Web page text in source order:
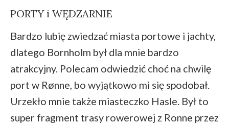
PORTY i WĘDZARNIE
Bardzo lubię zwiedzać miasta portowe i jachty,
dlatego Bornholm był dla mnie bardzo
atrakcyjny. Polecam odwiedzić choć na chwilę
port w Rønne, bo wyjątkowo mi się spodobał.
Urzekło mnie także miasteczko Hasle. Był to
super fragment trasy rowerowej z Ronne przez